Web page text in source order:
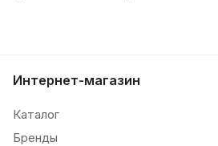
Интернет-магазин
Каталог
Бренды